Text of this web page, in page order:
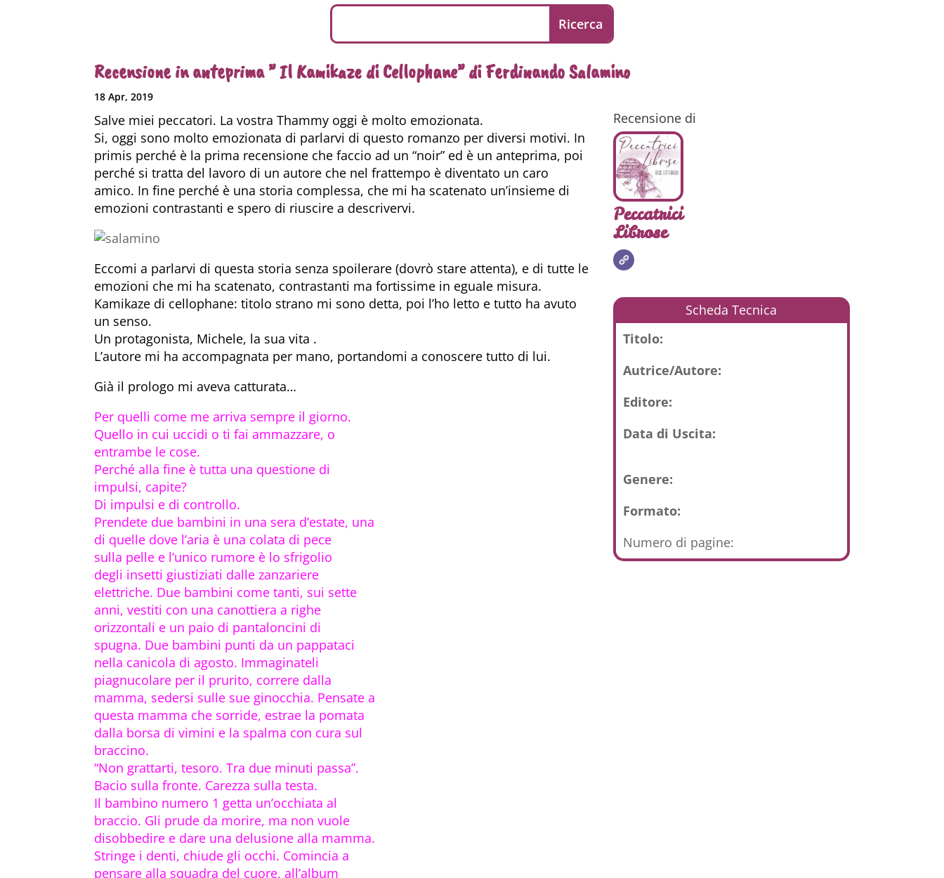
Recensione in anteprima ” Il Kamikaze di Cellophane” di Ferdinando Salamino
18 Apr, 2019
Salve miei peccatori. La vostra Thammy oggi è molto emozionata.
Si, oggi sono molto emozionata di parlarvi di questo romanzo per diversi motivi. In
primis perché è la prima recensione che faccio ad un “noir” ed è un anteprima, poi
perché si tratta del lavoro di un autore che nel frattempo è diventato un caro
amico. In fine perché è una storia complessa, che mi ha scatenato un’insieme di
emozioni contrastanti e spero di riuscire a descrivervi.
Eccomi a parlarvi di questa storia senza spoilerare (dovrò stare attenta), e di tutte le
emozioni che mi ha scatenato, contrastanti ma fortissime in eguale misura.
Kamikaze di cellophane: titolo strano mi sono detta, poi l’ho letto e tutto ha avuto
un senso.
Un protagonista, Michele, la sua vita .
L’autore mi ha accompagnata per mano, portandomi a conoscere tutto di lui.
Già il prologo mi aveva catturata…
Per quelli come me arriva sempre il giorno.
Quello in cui uccidi o ti fai ammazzare, o
entrambe le cose.
Perché alla fine è tutta una questione di
impulsi, capite?
Di impulsi e di controllo.
Prendete due bambini in una sera d’estate, una
di quelle dove l’aria è una colata di pece
sulla pelle e l’unico rumore è lo sfrigolio
degli insetti giustiziati dalle zanzariere
elettriche. Due bambini come tanti, sui sette
anni, vestiti con una canottiera a righe
orizzontali e un paio di pantaloncini di
spugna. Due bambini punti da un pappataci
nella canicola di agosto. Immaginateli
piagnucolare per il prurito, correre dalla
mamma, sedersi sulle sue ginocchia. Pensate a
questa mamma che sorride, estrae la pomata
dalla borsa di vimini e la spalma con cura sul
braccino.
“Non grattarti, tesoro. Tra due minuti passa”.
Bacio sulla fronte. Carezza sulla testa.
Il bambino numero 1 getta un’occhiata al
braccio. Gli prude da morire, ma non vuole
disobbedire e dare una delusione alla mamma.
Stringe i denti, chiude gli occhi. Comincia a
pensare alla squadra del cuore, all’album
Recensione di
Peccatrici
Librose
Scheda Tecnica
Titolo:
Autrice/Autore:
Editore:
Data di Uscita:
Genere:
Formato:
Numero di pagine: